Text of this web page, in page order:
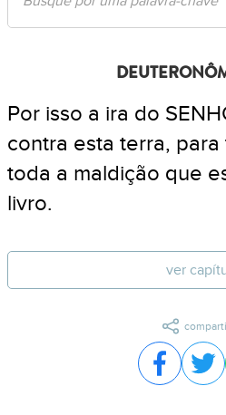
Por isso a ira do
contra esta terra,
toda a maldição que
livro.
ver